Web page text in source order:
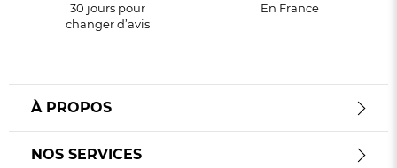
30 jours pour
changer d’avis
En France
À PROPOS
NOS SERVICES